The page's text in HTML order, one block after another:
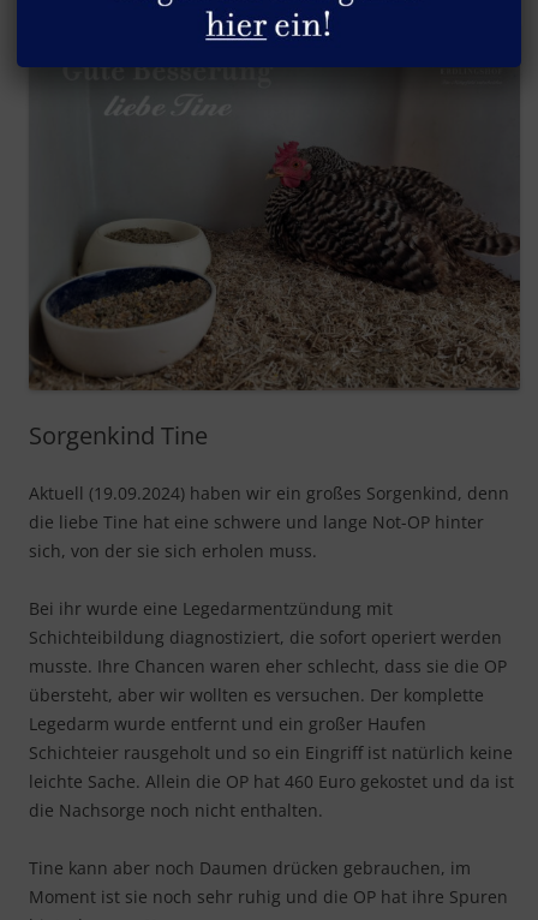
Sorgenkind Tine
Aktuell (19.09.2024) haben wir ein großes Sorgenkind, denn
die liebe Tine hat eine schwere und lange Not-OP hinter
sich, von der sie sich erholen muss.
Bei ihr wurde eine Legedarmentzündung mit
Schichteibildung diagnostiziert, die sofort operiert werden
musste. Ihre Chancen waren eher schlecht, dass sie die OP
übersteht, aber wir wollten es versuchen. Der komplette
Legedarm wurde entfernt und ein großer Haufen
Schichteier rausgeholt und so ein Eingriff ist natürlich keine
leichte Sache. Allein die OP hat 460 Euro gekostet und da ist
die Nachsorge noch nicht enthalten.
Tine kann aber noch Daumen drücken gebrauchen, im
Moment ist sie noch sehr ruhig und die OP hat ihre Spuren